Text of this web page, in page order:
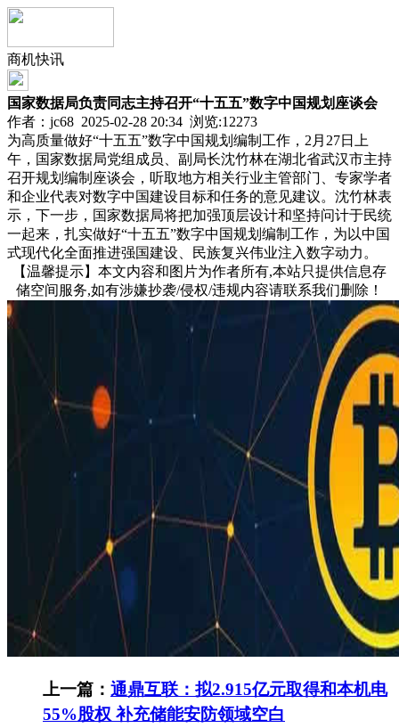
商机快讯
国家数据局负责同志主持召开“十五五”数字中国规划座谈会
作者：jc68 2025-02-28 20:34 浏览:12273
为高质量做好“十五五”数字中国规划编制工作，2月27日上
午，国家数据局党组成员、副局长沈竹林在湖北省武汉市主持
召开规划编制座谈会，听取地方相关行业主管部门、专家学者
和企业代表对数字中国建设目标和任务的意见建议。沈竹林表
示，下一步，国家数据局将把加强顶层设计和坚持问计于民统
一起来，扎实做好“十五五”数字中国规划编制工作，为以中国
式现代化全面推进强国建设、民族复兴伟业注入数字动力。
【温馨提示】本文内容和图片为作者所有,本站只提供信息存
储空间服务,如有涉嫌抄袭/侵权/违规内容请联系我们删除！
上一篇： 通鼎互联：拟2.915亿元取得和本机电
55%股权 补充储能安防领域空白